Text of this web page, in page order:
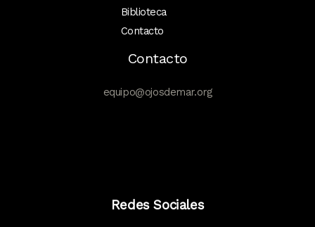
Biblioteca
Contacto
Contacto
equipo@ojosdemar.org
Redes Sociales